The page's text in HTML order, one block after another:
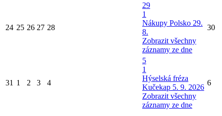
24 25 26 27 28
29
1
Nákupy Polsko 29.
8.
Zobrazit všechny
záznamy ze dne
30
31 1 2 3 4
5
1
Hýselská fréza
Kučekap 5. 9. 2026
Zobrazit všechny
záznamy ze dne
6